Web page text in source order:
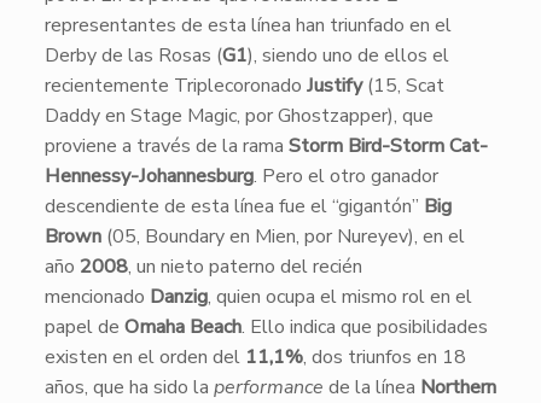
representantes de esta línea han triunfado en el
Derby de las Rosas (G1), siendo uno de ellos el
recientemente Triplecoronado Justify(15, Scat
Daddy en Stage Magic, por Ghostzapper), que
proviene a través de la rama Storm Bird-Storm Cat-
Hennessy-Johannesburg. Pero el otro ganador
descendiente de esta línea fue el “gigantón” Big
Brown(05, Boundary en Mien, por Nureyev), en el
año 2008, un nieto paterno del recién
mencionado Danzig, quien ocupa el mismo rol en el
papel de Omaha Beach. Ello indica que posibilidades
existen en el orden del 11,1%, dos triunfos en 18
años, que ha sido la performance de la línea Northern